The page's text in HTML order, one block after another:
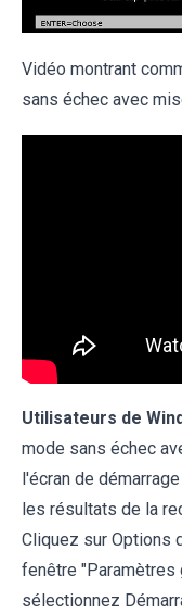
Vidéo montrant
sans échec avec
Utilisateurs de
mode sans échec
l'écran de
les résultats de la
Cliquez sur Options
fenêtre "Paramètres
sélectionnez